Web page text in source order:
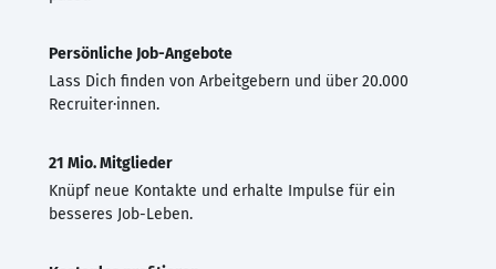
Persönliche Job-Angebote
Lass Dich finden von Arbeitgebern und über 20.000
Recruiter·innen.
21 Mio. Mitglieder
Knüpf neue Kontakte und erhalte Impulse für ein
besseres Job-Leben.